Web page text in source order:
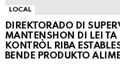
LOCAL
DIREKTORADO DI
MANTENSHON DI LEI
KONTRÒL RIBA
BENDE PRODUKTO